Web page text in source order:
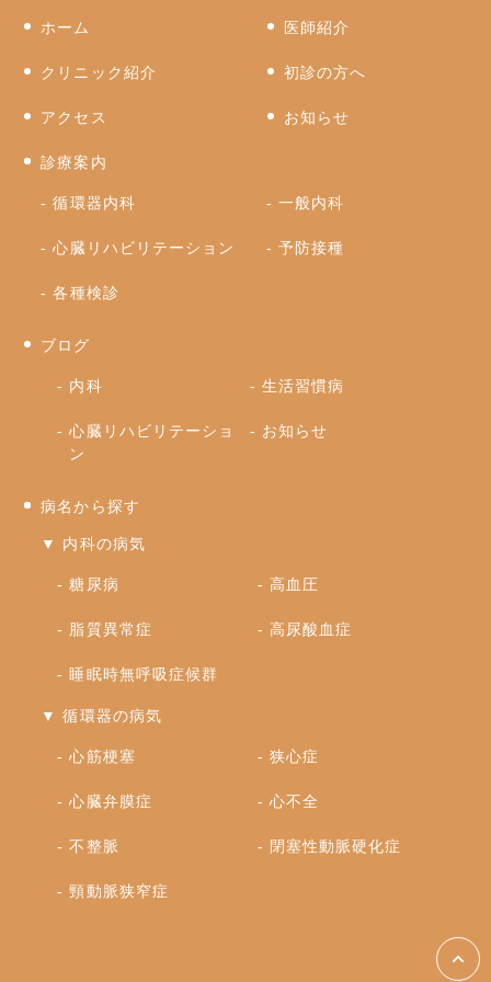
ホーム 医師紹介
クリニック紹介 初診の方へ
アクセス お知らせ
診療案内
循環器内科 一般内科
心臓リハビリテーション 予防接種
各種検診
ブログ
内科 生活習慣病
心臓リハビリテーショ
ン
お知らせ
病名から探す
▼ 内科の病気
糖尿病 高血圧
脂質異常症 高尿酸血症
睡眠時無呼吸症候群
▼ 循環器の病気
心筋梗塞 狭心症
心臓弁膜症 心不全
不整脈 閉塞性動脈硬化症
頸動脈狭窄症